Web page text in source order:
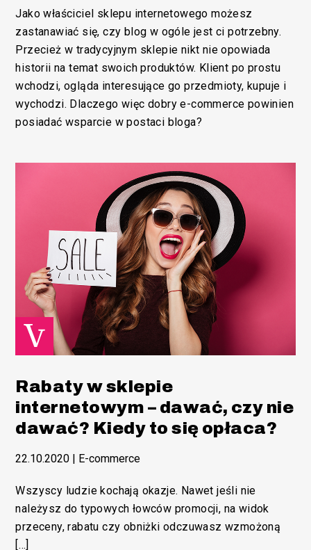
Jako właściciel sklepu internetowego możesz
zastanawiać się, czy blog w ogóle jest ci potrzebny.
Przecież w tradycyjnym sklepie nikt nie opowiada
historii na temat swoich produktów. Klient po prostu
wchodzi, ogląda interesujące go przedmioty, kupuje i
wychodzi. Dlaczego więc dobry e-commerce powinien
posiadać wsparcie w postaci bloga?
Rabaty w sklepie
internetowym – dawać, czy nie
dawać? Kiedy to się opłaca?
22.10.2020 E-commerce
Wszyscy ludzie kochają okazje. Nawet jeśli nie
należysz do typowych łowców promocji, na widok
przeceny, rabatu czy obniżki odczuwasz wzmożoną
[…]